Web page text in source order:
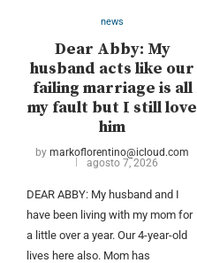
news
Dear Abby: My
husband acts like our
failing marriage is all
my fault but I still love
him
by markoflorentino@icloud.com
agosto 7, 2026
DEAR ABBY: My husband and I
have been living with my mom for
a little over a year. Our 4-year-old
lives here also. Mom has